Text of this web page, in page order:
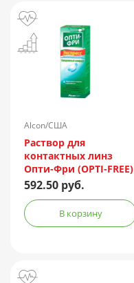
Alcon/США
Раствор для
контактных линз
Опти-Фри (OPTI-FREE)
Express 355мл +
контейнер
592.50 руб.
В корзину